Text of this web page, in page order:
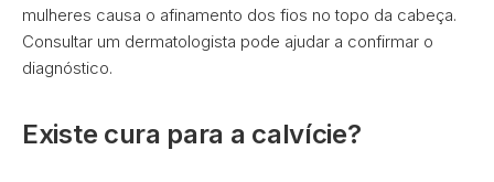
mulheres causa o afinamento dos fios no topo da cabeça.
Consultar um dermatologista pode ajudar a confirmar o
diagnóstico.
Existe cura para a calvície?